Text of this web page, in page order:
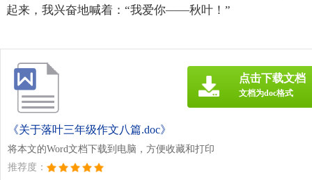
起来，我兴奋地喊着：“我爱你——秋叶！”
《关于落叶三年级作文八篇.doc》
将本文的Word文档下载到电脑，方便收藏和打印
推荐度：
点击下载文档
文档为doc格式